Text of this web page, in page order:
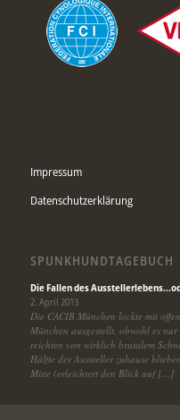
Impressum
Datenschutzerklärung
SPUNKHUNDTAGEBUCH
Die Fallen des
2. April 2013
Die CACIB München lockte mit
München ausgestellt, obwohl es
reichten von wirklich brutalem
Hälfte der Aussteller zuhause
Mitte (erleichtert den Blick auf […]